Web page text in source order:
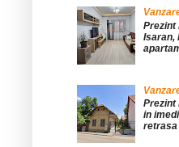
Prezint
Isaran,
Prezint
in
retrasa